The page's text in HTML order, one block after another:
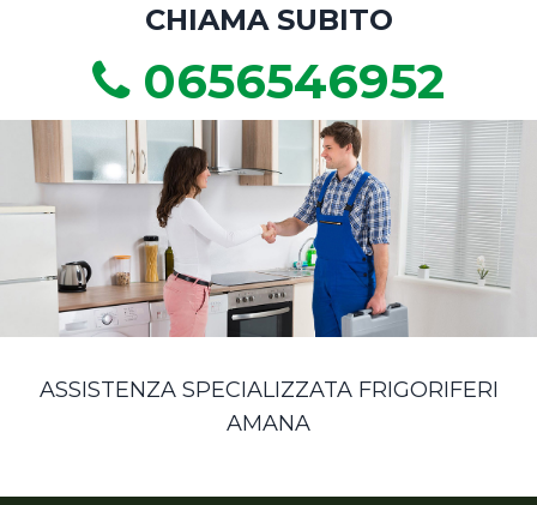
CHIAMA SUBITO
0656546952
ASSISTENZA SPECIALIZZATA FRIGORIFERI
AMANA